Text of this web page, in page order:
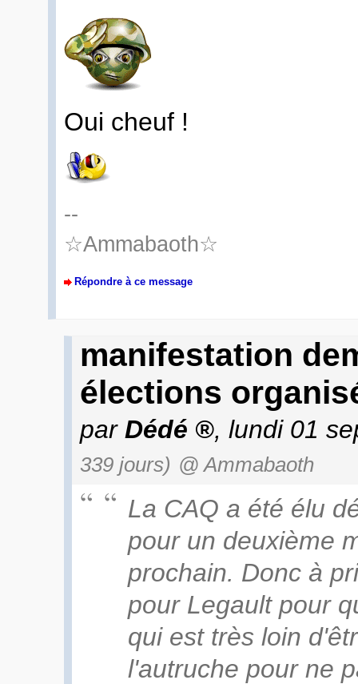
Oui cheuf !
--
☆Ammabaoth☆
Répondre à ce message
manifestation
élections
par Dédé , lundi 01
339 jours) @ Ammabaoth
La CAQ a été élu
pour un deuxième
prochain. Donc à
pour Legault pour
qui est très loin
l'autruche pour ne